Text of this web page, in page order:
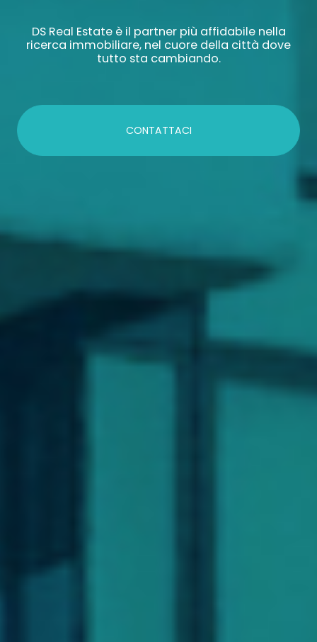
DS Real Estate è il partner più affidabile nella
ricerca immobiliare, nel cuore della città dove
tutto sta cambiando.
CONTATTACI